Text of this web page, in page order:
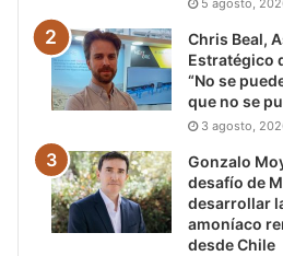
5 agosto,
Chris Beal,
Estratégico
“No se
que no se
3 agosto,
Gonzalo
desafío de
desarrollar
amoníaco
desde Chile